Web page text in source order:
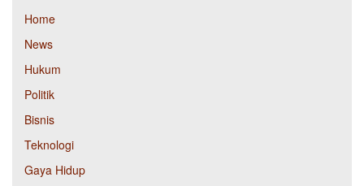
Home
News
Hukum
Politik
Bisnis
Teknologi
Gaya Hidup